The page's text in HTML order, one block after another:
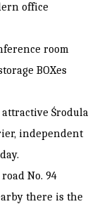
office
room
BOXes
Środula
independent
No. 94
there is the